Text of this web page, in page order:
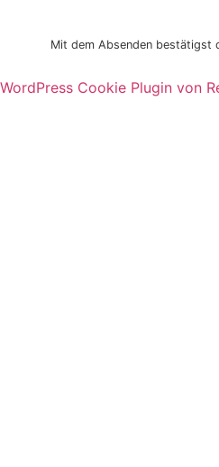
Mit dem Absenden bestätigst
WordPress Cookie Plugin von